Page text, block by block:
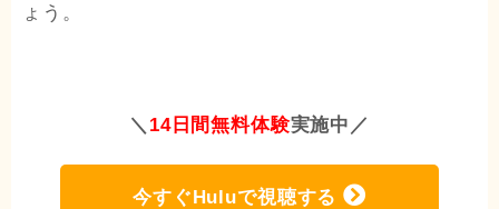
ょう。
＼ 14日間無料体験実施中 ／
今すぐHuluで視聴する